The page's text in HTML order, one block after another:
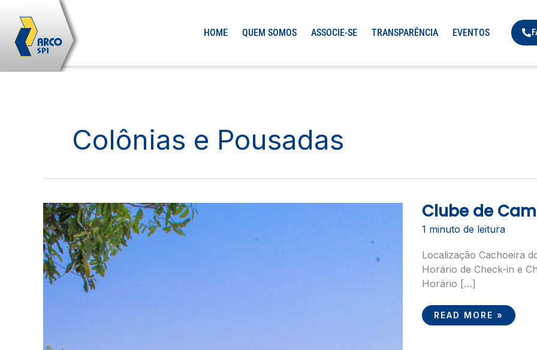
para
conteúdo
HOME QUEM SOMOS ASSOCIE-SE TRANSPARÊNCIA EVENTOS
Colônias e Pousadas
Clube de
1 minuto de leitura
Localização Cachoeira
Horário de Check-in e
Horário […]
CLUBE
DE
CARDOSO
READ MORE »